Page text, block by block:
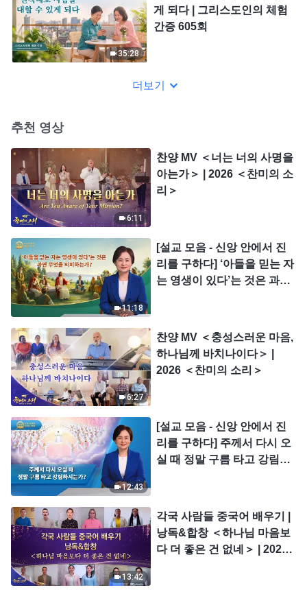
35:28
게 되다 | 그리스도인의 체험
간증 605회
더보기
추천 영상
6:11
찬양 MV ＜너는 너의 사명을
아는가＞ | 2026 ＜찬미의 소
리＞
11:18
[설교 모음 - 신앙 안에서 진
리를 구하다] ‘아들을 믿는 자
는 영생이 있다’는 것은 과연
6:27
찬양 MV ＜충성스러운 마음,
하나님께 바치나이다＞ |
2026 ＜찬미의 소리＞
12:43
[설교 모음 - 신앙 안에서 진
리를 구하다] 주께서 다시 오
실 때 정말 구름 타고 강림하
13:42
각국 사람들 중국어 배우기 |
낭독&합창 ＜하나님 마음보
다 더 좋은 건 없네＞ | 2026